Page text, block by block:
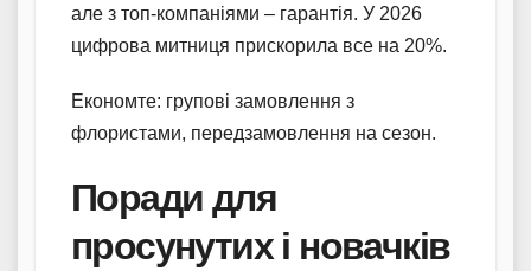
але з топ-компаніями – гарантія. У 2026
цифрова митниця прискорила все на 20%.
Економте: групові замовлення з
флористами, передзамовлення на сезон.
Поради для
просунутих і новачків